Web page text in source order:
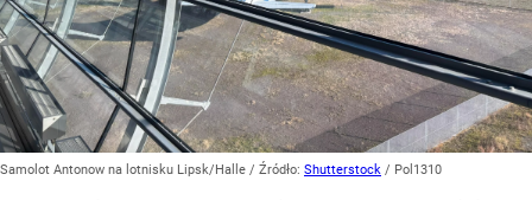
Samolot Antonow na lotnisku Lipsk/Halle / Źródło: Shutterstock / Pol1310